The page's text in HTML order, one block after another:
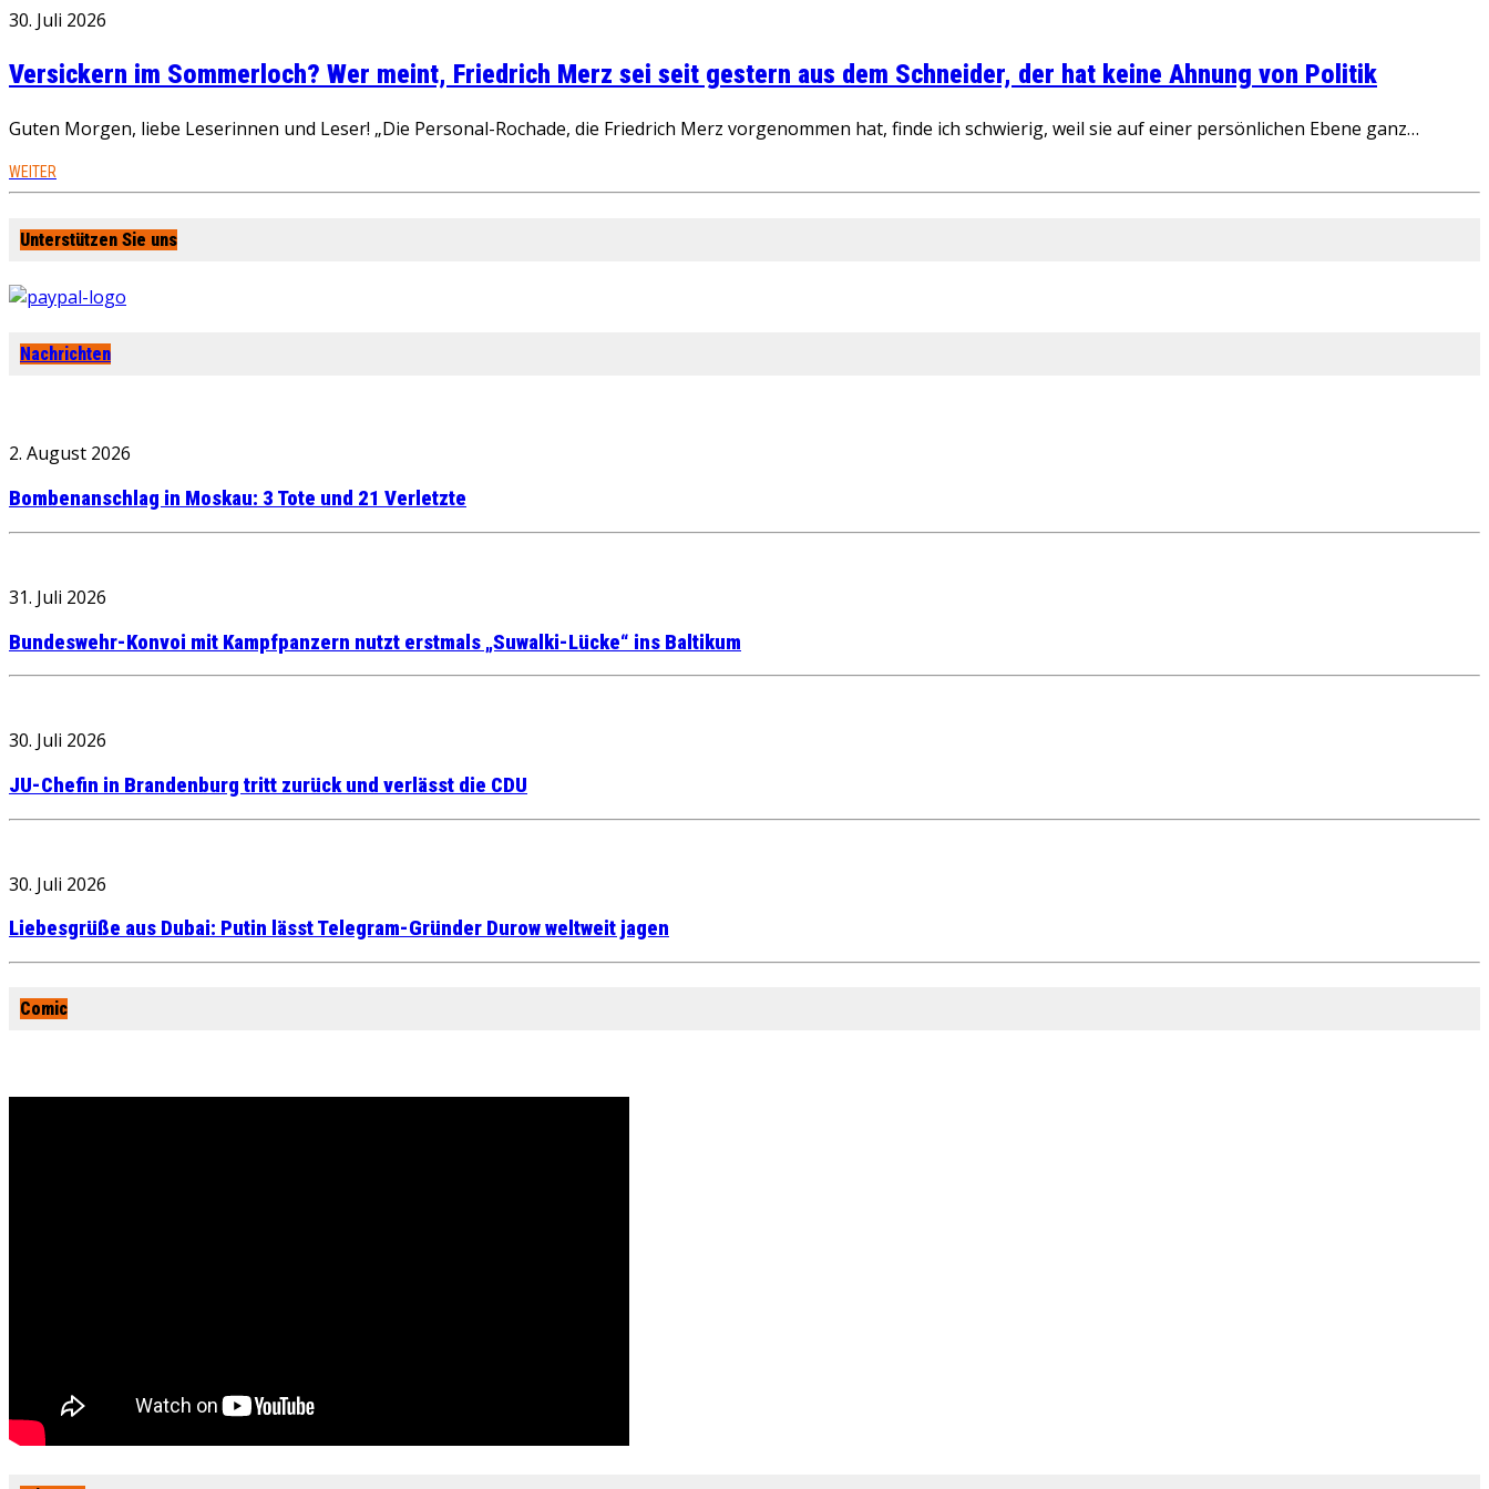
30. Juli 2026
Versickern im Sommerloch? Wer meint, Friedrich Merz sei seit gestern aus dem Schneider, der hat keine Ahnung von Politik
Guten Morgen, liebe Leserinnen und Leser! „Die Personal-Rochade, die Friedrich Merz vorgenommen hat, finde ich schwierig, weil sie auf einer persönlichen Ebene ganz…
WEITER
Unterstützen Sie uns
Nachrichten
2. August 2026
Bombenanschlag in Moskau: 3 Tote und 21 Verletzte
31. Juli 2026
Bundeswehr-Konvoi mit Kampfpanzern nutzt erstmals „Suwalki-Lücke“ ins Baltikum
30. Juli 2026
JU-Chefin in Brandenburg tritt zurück und verlässt die CDU
30. Juli 2026
Liebesgrüße aus Dubai: Putin lässt Telegram-Gründer Durow weltweit jagen
Comic